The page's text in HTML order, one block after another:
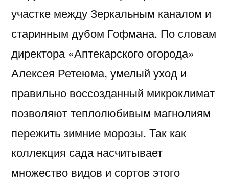
участке между Зеркальным каналом и
старинным дубом Гофмана. По словам
директора «Аптекарского огорода»
Алексея Ретеюма, умелый уход и
правильно воссозданный микроклимат
позволяют теплолюбивым магнолиям
пережить зимние морозы. Так как
коллекция сада насчитывает
множество видов и сортов этого